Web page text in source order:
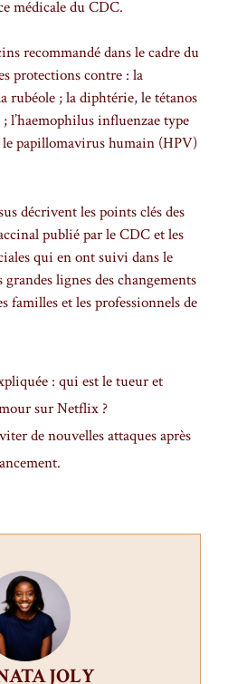
médicale du CDC.
recommandé dans le cadre du
protections contre : la
rubéole ; la diphtérie, le tétanos
l’haemophilus influenzae type
papillomavirus humain (HPV)
décrivent les points clés des
publié par le CDC et les
qui en ont suivi dans le
grandes lignes des changements
familles et les professionnels de
: qui est le tueur et
sur Netflix ?
de nouvelles attaques après
JOLY